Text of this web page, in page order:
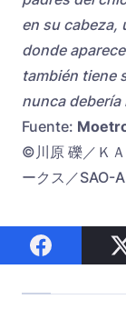
en su cabeza,
donde
también tiene
nunca debería
Fuente:
©川原 礫／Ｋ
ークス／SAO-